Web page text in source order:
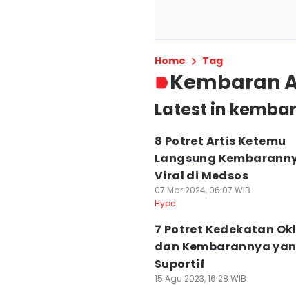
Home Tag
Kembaran
Latest in
8 Potret Artis Ketemu
Langsung
Viral di Medsos
07 Mar 2024, 06:07 WIB
Hype
7 Potret Kedekatan
dan Kembarannya
Suportif
15 Agu 2023, 16:28 WIB